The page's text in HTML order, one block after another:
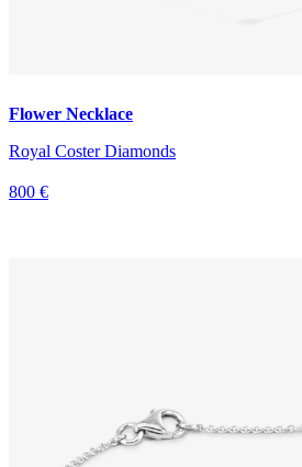
Flower Necklace
Royal Coster Diamonds
800 €